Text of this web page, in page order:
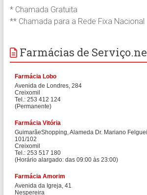
* Chamada Gratuita
** Chamada para a Rede Fixa Nacional
Farmácias de